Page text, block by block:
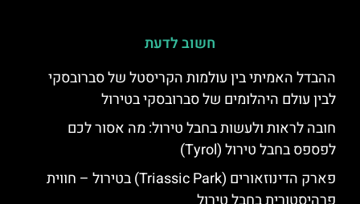
חשוב לדעת
ההבדל האמיתי בין עולמות הקריסטל של סברובסקי
לבין עולם היהלומים של סברובסקי בטירול
חובה לראות ולעשות בחבל טירול: מה אסור לכם
לפספס בחבל טירול (Tyrol)
פארק הדינוזאורים (Triassic Park) בטירול – חווית